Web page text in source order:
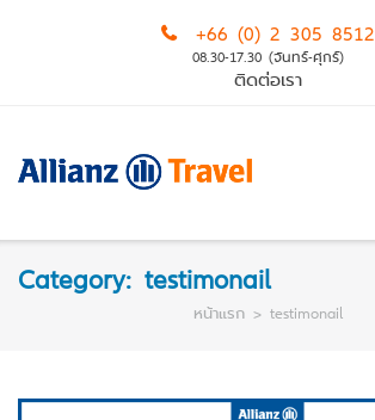
+66 (0) 2 305 8512
08.30-17.30 (จันทร์-ศุกร์)
ติดต่อเรา
Category: testimonail
หน้าแรก> testimonail